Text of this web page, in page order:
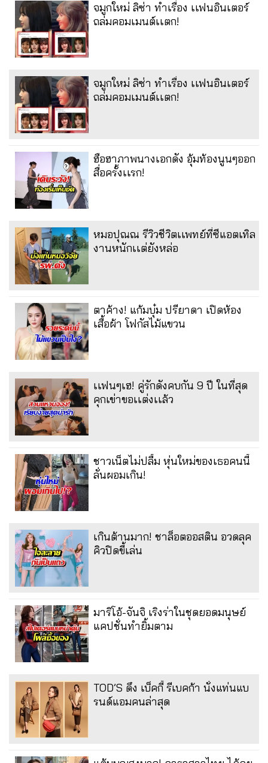
จมูกใหม่ ลิซ่า ทำเรื่อง เเฟนอินเตอร์
ถล่มคอมเมนต์เเตก!
จมูกใหม่ ลิซ่า ทำเรื่อง เเฟนอินเตอร์
ถล่มคอมเมนต์เเตก!
ฮือฮาภาพนางเอกดัง อุ้มท้องนูนๆออก
สื่อครั้งเเรก!
หมอปุณณ รีวิวชีวิตเเพทย์ที่ซีแอตเทิล
งานหนักเเต่ยังหล่อ
ตาค้าง! แก้มบุ๋ม ปรียาดา เปิดห้อง
เสื้อผ้า โฟกัสไม้แขวน
เเฟนๆเฮ! คู่รักดังคบกัน 9 ปี ในที่สุด
คุกเข่าขอเเต่งเเล้ว
ชาวเน็ตไม่ปลื้ม หุ่นใหม่ของเธอคนนี้
ลั่นผอมเกิน!
เกินต้านมาก! ชาล็อตออสติน อวดลุค
คิวปิดขี้เล่น
มาริโอ้-จันจิ เริงร่าในชุดยอดมนุษย์
แคปชั่นทำยิ้มตาม
TOD’S ดึง เบ็คกี้ รีเบคก้า นั่งแท่นแบ
รนด์แอมคนล่าสุด